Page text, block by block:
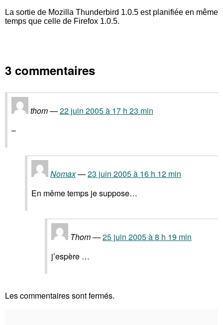
La sortie de Mozilla Thunderbird 1.0.5 est planifiée en même
temps que celle de Firefox 1.0.5.
3 commentaires
thom
22 juin 2005 à 17 h 23 min
–
Nomax
23 juin 2005 à 16 h 12 min
En même temps je suppose…
Thom
25 juin 2005 à 8 h 19 min
j’espère …
Les commentaires sont fermés.